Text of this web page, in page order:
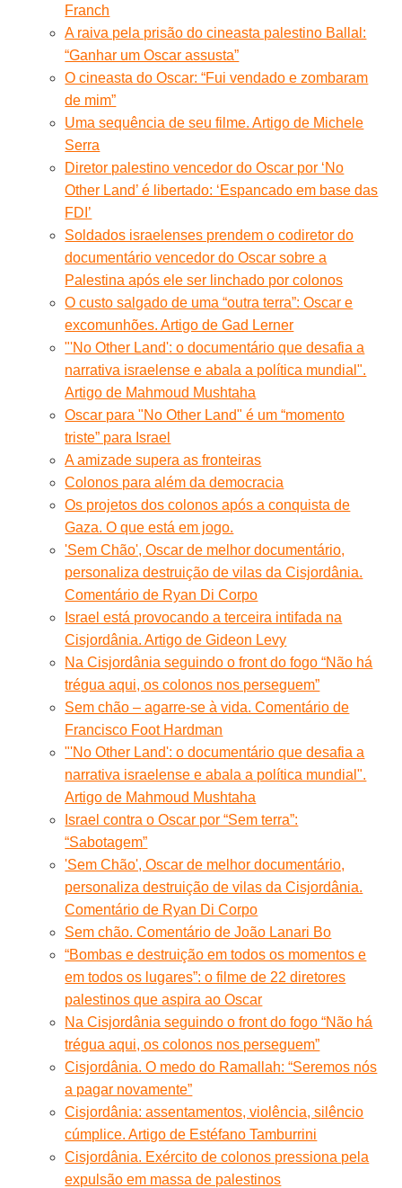
Franch
A raiva pela prisão do cineasta palestino Ballal:
“Ganhar um Oscar assusta”
O cineasta do Oscar: “Fui vendado e zombaram
de mim”
Uma sequência de seu filme. Artigo de Michele
Serra
Diretor palestino vencedor do Oscar por ‘No
Other Land’ é libertado: ‘Espancado em base das
FDI’
Soldados israelenses prendem o codiretor do
documentário vencedor do Oscar sobre a
Palestina após ele ser linchado por colonos
O custo salgado de uma “outra terra”: Oscar e
excomunhões. Artigo de Gad Lerner
"'No Other Land': o documentário que desafia a
narrativa israelense e abala a política mundial".
Artigo de Mahmoud Mushtaha
Oscar para "No Other Land" é um “momento
triste” para Israel
A amizade supera as fronteiras
Colonos para além da democracia
Os projetos dos colonos após a conquista de
Gaza. O que está em jogo.
'Sem Chão', Oscar de melhor documentário,
personaliza destruição de vilas da Cisjordânia.
Comentário de Ryan Di Corpo
Israel está provocando a terceira intifada na
Cisjordânia. Artigo de Gideon Levy
Na Cisjordânia seguindo o front do fogo “Não há
trégua aqui, os colonos nos perseguem”
Sem chão – agarre-se à vida. Comentário de
Francisco Foot Hardman
"'No Other Land': o documentário que desafia a
narrativa israelense e abala a política mundial".
Artigo de Mahmoud Mushtaha
Israel contra o Oscar por “Sem terra”:
“Sabotagem”
'Sem Chão', Oscar de melhor documentário,
personaliza destruição de vilas da Cisjordânia.
Comentário de Ryan Di Corpo
Sem chão. Comentário de João Lanari Bo
“Bombas e destruição em todos os momentos e
em todos os lugares”: o filme de 22 diretores
palestinos que aspira ao Oscar
Na Cisjordânia seguindo o front do fogo “Não há
trégua aqui, os colonos nos perseguem”
Cisjordânia. O medo do Ramallah: “Seremos nós
a pagar novamente”
Cisjordânia: assentamentos, violência, silêncio
cúmplice. Artigo de Estéfano Tamburrini
Cisjordânia. Exército de colonos pressiona pela
expulsão em massa de palestinos